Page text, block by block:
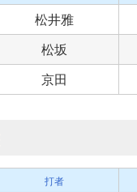
松井雅
松坂
京田
打者